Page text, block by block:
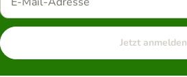
Jetzt anmelden